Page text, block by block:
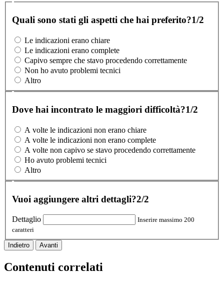
Quali sono stati gli aspetti che hai preferito?1/2
Le indicazioni erano chiare
Le indicazioni erano complete
Capivo sempre che stavo procedendo correttamente
Non ho avuto problemi tecnici
Altro
Dove hai incontrato le maggiori difficoltà?1/2
A volte le indicazioni non erano chiare
A volte le indicazioni non erano complete
A volte non capivo se stavo procedendo correttamente
Ho avuto problemi tecnici
Altro
Vuoi aggiungere altri dettagli?2/2
Dettaglio
Inserire massimo 200
caratteri
Indietro Avanti
Contenuti correlati